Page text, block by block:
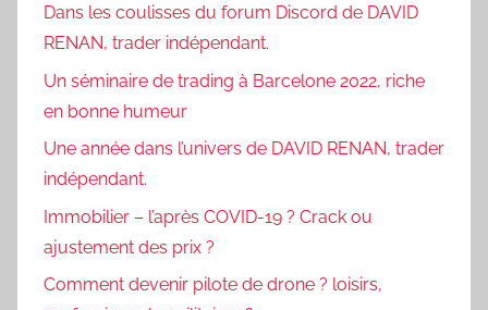
Dans les coulisses du forum Discord de DAVID
RENAN, trader indépendant.
Un séminaire de trading à Barcelone 2022, riche
en bonne humeur
Une année dans l’univers de DAVID RENAN, trader
indépendant.
Immobilier – l’après COVID-19 ? Crack ou
ajustement des prix ?
Comment devenir pilote de drone ? loisirs,